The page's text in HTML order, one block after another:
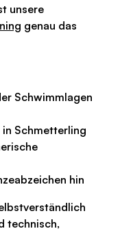
unsere
genau das
Schwimmlagen
Schmetterling
hin
technisch,